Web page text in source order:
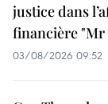
justice dans
financière "Mr
03/08/2026 09:52